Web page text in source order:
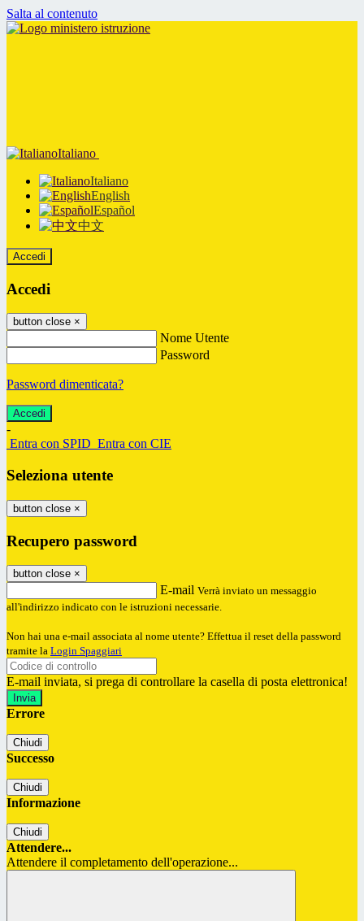
Salta al contenuto
Italiano
Italiano
English
Español
中文
Accedi
Accedi
button close ×
Nome Utente
Password
Password dimenticata?
-
Entra con SPID Entra con CIE
Seleziona utente
button close ×
Recupero password
button close ×
E-mail Verrà inviato un messaggio
all'indirizzo indicato con le istruzioni necessarie.
Non hai una e-mail associata al nome utente? Effettua il reset della password
tramite la Login Spaggiari
E-mail inviata, si prega di controllare la casella di posta elettronica!
Errore
Chiudi
Successo
Chiudi
Informazione
Chiudi
Attendere...
Attendere il completamento dell'operazione...